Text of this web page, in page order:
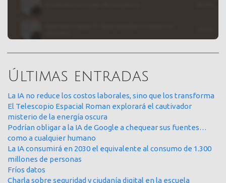
Últimas entradas
La IA no reduce los costos laborales, sino que los transforma
El Telescopio Espacial Roman explorará el cautivador
misterio de la energía oscura
Podrían obligar a la IA de Google a chequear sus fuentes…
como a cualquier humano
La IA consumirá en 2030 el equivalente al consumo de 1.300
millones de personas
Fríos datos
Charla sobre seguridad y ciudanía digital en la escuela